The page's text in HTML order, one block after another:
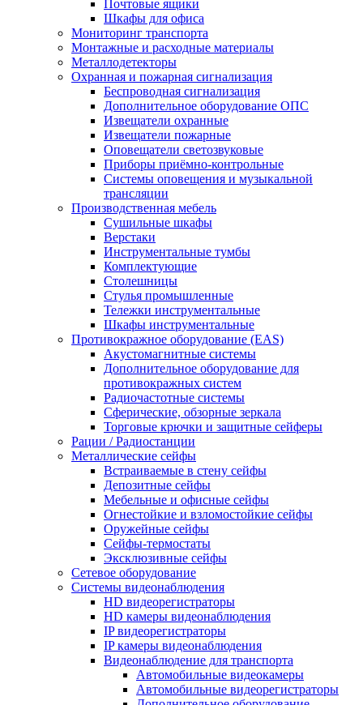
Почтовые ящики
Шкафы для офиса
Мониторинг транспорта
Монтажные и расходные материалы
Металлодетекторы
Охранная и пожарная сигнализация
Беспроводная сигнализация
Дополнительное оборудование ОПС
Извещатели охранные
Извещатели пожарные
Оповещатели светозвуковые
Приборы приёмно-контрольные
Системы оповещения и музыкальной
трансляции
Производственная мебель
Cушильные шкафы
Верстаки
Инструментальные тумбы
Комплектующие
Столешницы
Стулья промышленные
Тележки инструментальные
Шкафы инструментальные
Противокражное оборудование (EAS)
Акустомагнитные системы
Дополнительное оборудование для
противокражных систем
Радиочастотные системы
Сферические, обзорные зеркала
Торговые крючки и защитные сейферы
Рации / Радиостанции
Металлические сейфы
Встраиваемые в стену сейфы
Депозитные сейфы
Мебельные и офисные сейфы
Огнестойкие и взломостойкие сейфы
Оружейные сейфы
Сейфы-термостаты
Эксклюзивные сейфы
Сетевое оборудование
Системы видеонаблюдения
HD видеорегистраторы
HD камеры видеонаблюдения
IP видеорегистраторы
IP камеры видеонаблюдения
Видеонаблюдение для транспорта
Автомобильные видеокамеры
Автомобильные видеорегистраторы